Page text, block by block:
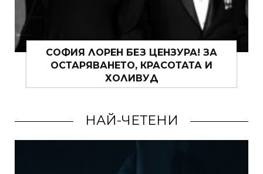
ЗА ТАЙНИТЕ НА ИТАЛИАНКИТЕ И LA
DOLCE VITA
НАЙ-ЧЕТЕНИ